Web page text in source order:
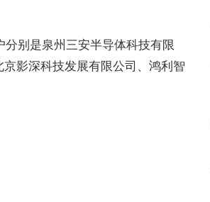
别是泉州三安半导体科技有限
影深科技发展有限公司、鸿利智